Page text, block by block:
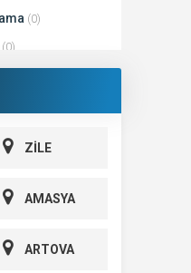
(0)
(0)
ZİLE
AMASYA
ARTOVA